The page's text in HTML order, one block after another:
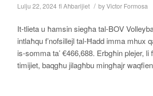
Lulju 22, 2024 fiAħbarijiet / byVictor Formosa
It‑tlieta u ħamsin siegħa tal‑BOV
intlaħqu f’nofsillejl tal‑Ħadd imma mhux
is‑somma ta’ €466,688. Erbgħin plejer,
timijiet, baqgħu jilagħbu mingħajr